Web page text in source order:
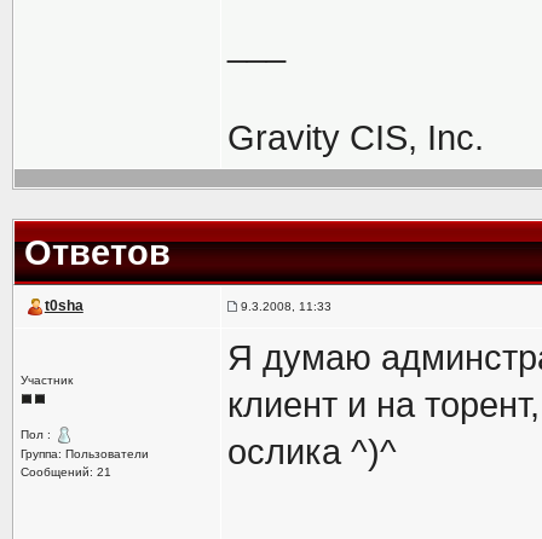
Gravity CIS, Inc.
Ответов
t0sha 9.3.2008, 11:33
Участник
Пол :
Группа: Пользователи
Сообщений: 21
Я думаю
клиент и на
ослика ^)^